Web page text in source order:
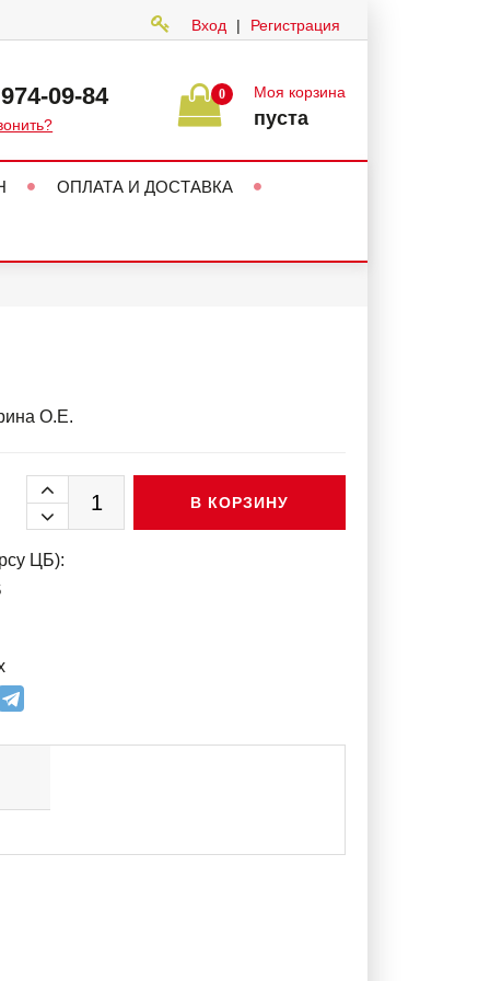
Вход | Регистрация
09-84 0 Моя корзина
пуста
ОПЛАТА И ДОСТАВКА
О.Е.
В КОРЗИНУ
ЦБ):